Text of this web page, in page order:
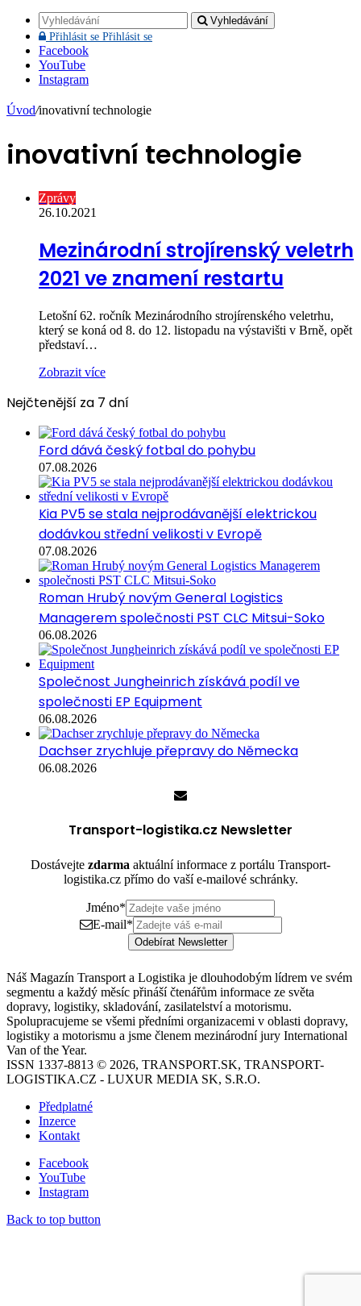
Vyhledávání
Přihlásit se Přihlásit se
Facebook
YouTube
Instagram
Úvod/inovativní technologie
inovativní technologie
Zprávy
26.10.2021
Mezinárodní strojírenský veletrh
2021 ve znamení restartu
Letošní 62. ročník Mezinárodního strojírenského veletrhu,
který se koná od 8. do 12. listopadu na výstavišti v Brně, opět
představí…
Zobrazit více
Nejčtenější za 7 dní
Ford dává český fotbal do pohybu
07.08.2026
Kia PV5 se stala nejprodávanější elektrickou
dodávkou střední velikosti v Evropě
07.08.2026
Roman Hrubý novým General Logistics
Managerem společnosti PST CLC Mitsui-Soko
06.08.2026
Společnost Jungheinrich získává podíl ve
společnosti EP Equipment
06.08.2026
Dachser zrychluje přepravy do Německa
06.08.2026
Transport-logistika.cz Newsletter
Dostávejte zdarma aktuální informace z portálu Transport-
logistika.cz přímo do vaší e-mailové schránky.
Jméno*
E-mail*
Odebírat Newsletter
Náš Magazín Transport a Logistika je dlouhodobým lídrem ve svém
segmentu a každý měsíc přináší čtenářům informace ze světa
dopravy, logistiky, skladování, zasilatelství a motorismu.
Spolupracujeme se všemi předními organizacemi v oblasti dopravy,
logistiky a motorismu a jsme členem mezinárodní jury International
Van of the Year.
ISSN 1337-8813 © 2026, TRANSPORT.SK, TRANSPORT-
LOGISTIKA.CZ - LUXUR MEDIA SK, S.R.O.
Předplatné
Inzerce
Kontakt
Facebook
YouTube
Instagram
Back to top button